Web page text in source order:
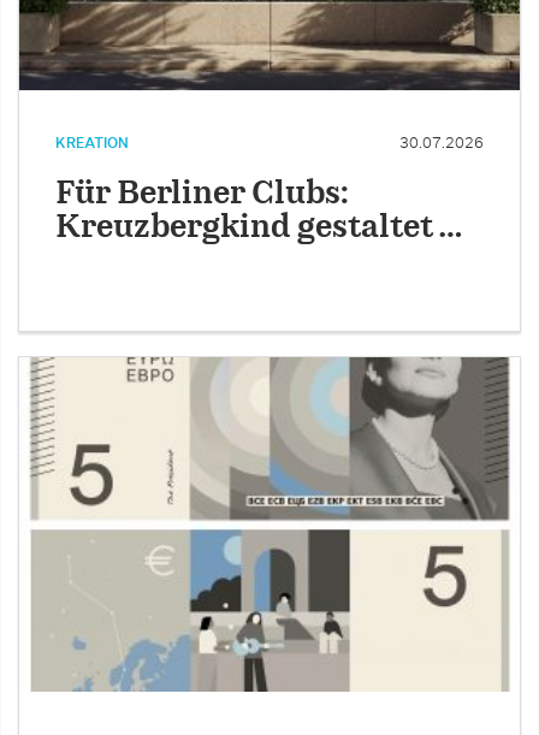
KREATION 30.07.2026
Für Berliner Clubs:
Kreuzbergkind gestaltet …